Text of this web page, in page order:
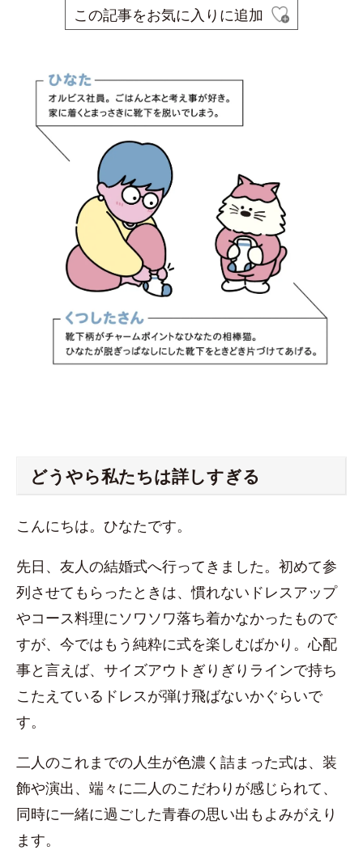
この記事をお気に入りに追加
どうやら私たちは詳しすぎる
こんにちは。ひなたです。
先日、友人の結婚式へ行ってきました。初めて参
列させてもらったときは、慣れないドレスアップ
やコース料理にソワソワ落ち着かなかったもので
すが、今ではもう純粋に式を楽しむばかり。心配
事と言えば、サイズアウトぎりぎりラインで持ち
こたえているドレスが弾け飛ばないかぐらいで
す。
二人のこれまでの人生が色濃く詰まった式は、装
飾や演出、端々に二人のこだわりが感じられて、
同時に一緒に過ごした青春の思い出もよみがえり
ます。